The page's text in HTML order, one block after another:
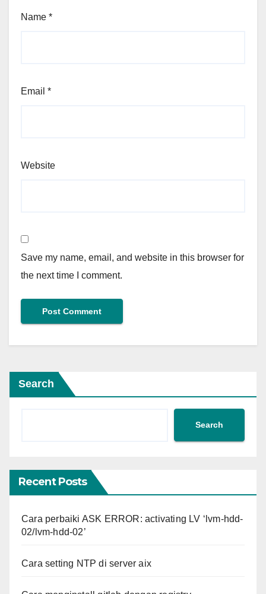
Name *
Email *
Website
Save my name, email, and website in this browser for
the next time I comment.
Search
Search
Recent Posts
Cara perbaiki ASK ERROR: activating LV ‘lvm-hdd-
02/lvm-hdd-02’
Cara setting NTP di server aix